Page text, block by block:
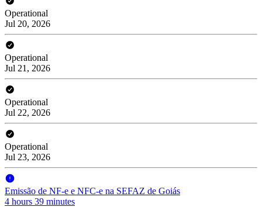
Operational
Jul 20, 2026
Operational
Jul 21, 2026
Operational
Jul 22, 2026
Operational
Jul 23, 2026
Emissão de NF-e e NFC-e na SEFAZ de Goiás
4 hours 39 minutes